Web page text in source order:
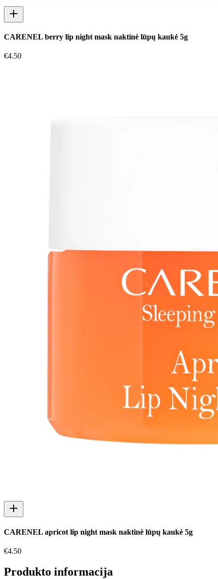
CARENEL berry lip night mask naktinė lūpų kaukė 5g
€4.50
CARENEL apricot lip night mask naktinė lūpų kaukė 5g
€4.50
Produkto informacija